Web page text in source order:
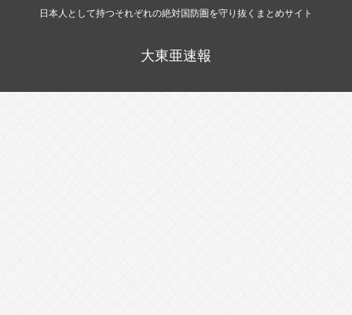
日本人として持つそれぞれの絶対国防圏を守り抜くまとめサイト
大東亜速報